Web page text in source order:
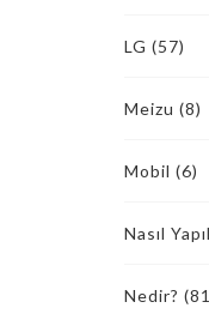
LG (57)
Meizu (8)
Mobil (6)
Nasıl
Nedir?